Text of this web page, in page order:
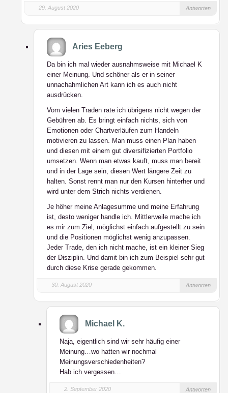
29. August 2020 Antworten
Aries Eeberg
Da bin ich mal wieder ausnahmsweise mit Michael K
einer Meinung. Und schöner als er in seiner
unnachahmlichen Art kann ich es auch nicht
ausdrücken.
Vom vielen Traden rate ich übrigens nicht wegen der
Gebühren ab. Es bringt einfach nichts, sich von
Emotionen oder Chartverläufen zum Handeln
motivieren zu lassen. Man muss einen Plan haben
und diesen mit einem gut diversifizierten Portfolio
umsetzen. Wenn man etwas kauft, muss man bereit
und in der Lage sein, diesen Wert längere Zeit zu
halten. Sonst rennt man nur den Kursen hinterher und
wird unter dem Strich nichts verdienen.
Je höher meine Anlagesumme und meine Erfahrung
ist, desto weniger handle ich. Mittlerweile mache ich
es mir zum Ziel, möglichst einfach aufgestellt zu sein
und die Positionen möglichst wenig anzupassen.
Jeder Trade, den ich nicht mache, ist ein kleiner Sieg
der Disziplin. Und damit bin ich zum Beispiel sehr gut
durch diese Krise gerade gekommen.
30. August 2020 Antworten
Michael K.
Naja, eigentlich sind wir sehr häufig einer
Meinung…wo hatten wir nochmal
Meinungsverschiedenheiten?
Hab ich vergessen…
2. September 2020 Antworten